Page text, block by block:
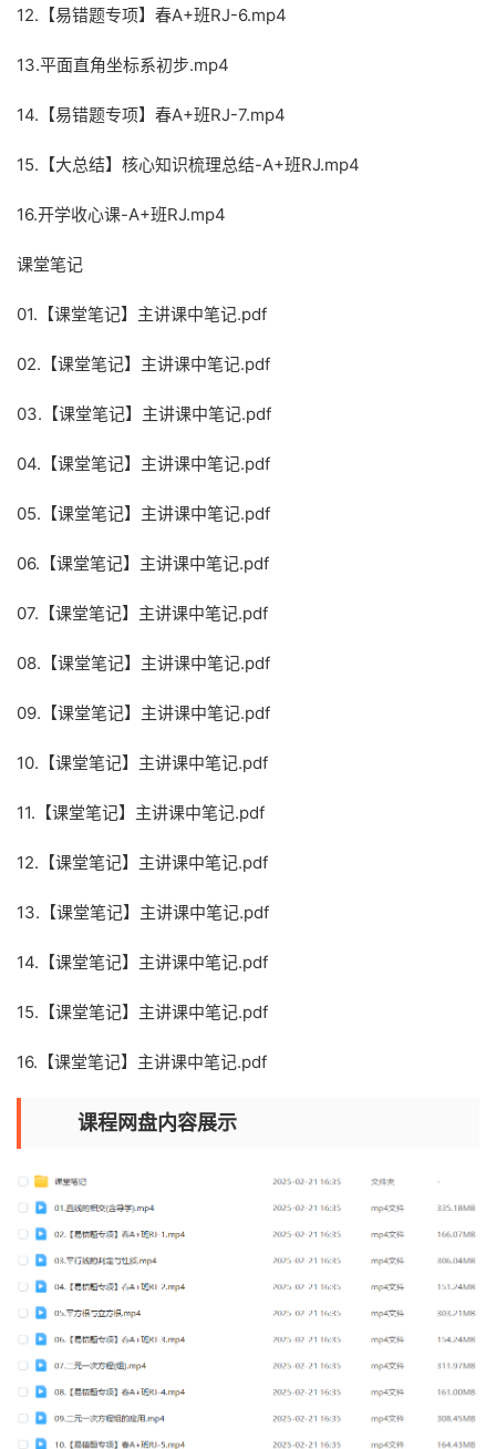
12.【易错题专项】春A+班RJ-6.mp4
13.平面直角坐标系初步.mp4
14.【易错题专项】春A+班RJ-7.mp4
15.【大总结】核心知识梳理总结-A+班RJ.mp4
16.开学收心课-A+班RJ.mp4
课堂笔记
01.【课堂笔记】主讲课中笔记.pdf
02.【课堂笔记】主讲课中笔记.pdf
03.【课堂笔记】主讲课中笔记.pdf
04.【课堂笔记】主讲课中笔记.pdf
05.【课堂笔记】主讲课中笔记.pdf
06.【课堂笔记】主讲课中笔记.pdf
07.【课堂笔记】主讲课中笔记.pdf
08.【课堂笔记】主讲课中笔记.pdf
09.【课堂笔记】主讲课中笔记.pdf
10.【课堂笔记】主讲课中笔记.pdf
11.【课堂笔记】主讲课中笔记.pdf
12.【课堂笔记】主讲课中笔记.pdf
13.【课堂笔记】主讲课中笔记.pdf
14.【课堂笔记】主讲课中笔记.pdf
15.【课堂笔记】主讲课中笔记.pdf
16.【课堂笔记】主讲课中笔记.pdf
课程网盘内容展示